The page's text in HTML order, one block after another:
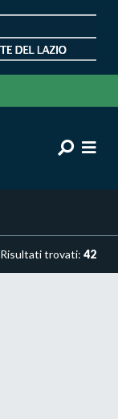
Risultati trovati:42